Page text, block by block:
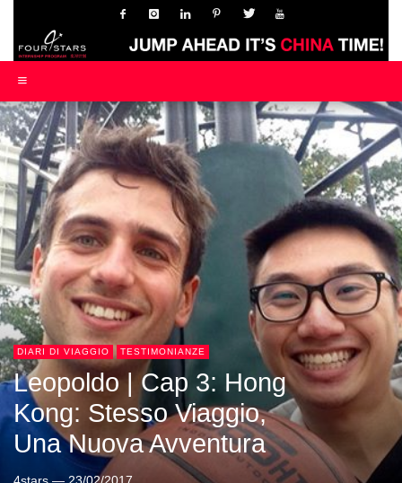
DIARI DI VIAGGIO TESTIMONIANZE
Leopoldo | Cap 3: Hong
Kong: Stesso Viaggio,
Una Nuova Avventura